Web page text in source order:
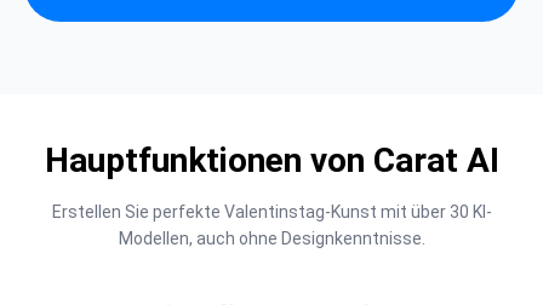
Hauptfunktionen von Carat AI
Erstellen Sie perfekte Valentinstag-Kunst mit über 30 KI-
Modellen, auch ohne Designkenntnisse.